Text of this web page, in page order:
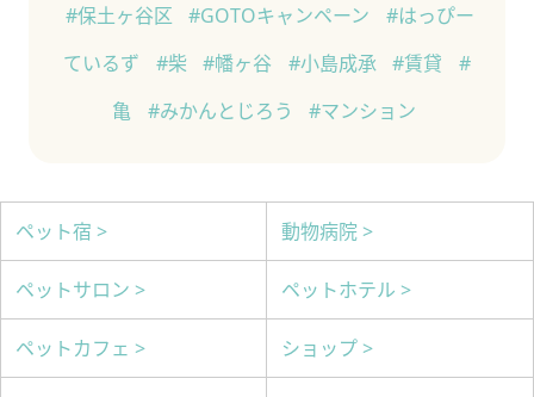
#保土ヶ谷区 #GOTOキャンペーン
#はっぴー
ているず
#柴 #幡ヶ谷 #小島成承 #賃貸
#
亀
#みかんとじろう #マンション
ペット宿 > 動物病院 >
ペットサロン > ペットホテル >
ペットカフェ > ショップ >